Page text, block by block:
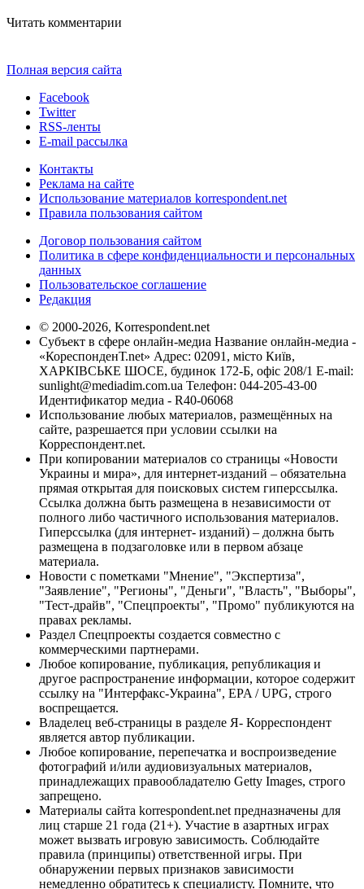
Читать комментарии
Полная версия сайта
Facebook
Twitter
RSS-ленты
E-mail рассылка
Контакты
Реклама на сайте
Использование материалов korrespondent.net
Правила пользования сайтом
Договор пользования сайтом
Политика в сфере конфиденциальности и персональных
данных
Пользовательское соглашение
Редакция
© 2000-2026, Korrespondent.net
Субъект в сфере онлайн-медиа Название онлайн-медиа -
«КореспонденТ.net» Адрес: 02091, місто Київ,
ХАРКІВСЬКЕ ШОСЕ, будинок 172-Б, офіс 208/1 E-mail:
sunlight@mediadim.com.ua Телефон: 044-205-43-00
Идентификатор медиа - R40-06068
Использование любых материалов, размещённых на
сайте, разрешается при условии ссылки на
Корреспондент.net.
При копировании материалов со страницы «Новости
Украины и мира», для интернет-изданий – обязательна
прямая открытая для поисковых систем гиперссылка.
Ссылка должна быть размещена в независимости от
полного либо частичного использования материалов.
Гиперссылка (для интернет- изданий) – должна быть
размещена в подзаголовке или в первом абзаце
материала.
Новости с пометками "Мнение", "Экспертиза",
"Заявление", "Регионы", "Деньги", "Власть", "Выборы",
"Тест-драйв", "Спецпроекты", "Промо" публикуются на
правах рекламы.
Раздел Спецпроекты создается совместно с
коммерческими партнерами.
Любое копирование, публикация, републикация и
другое распространение информации, которое содержит
ссылку на "Интерфакс-Украина", EPA / UPG, строго
воспрещается.
Владелец веб-страницы в разделе Я- Корреспондент
является автор публикации.
Любое копирование, перепечатка и воспроизведение
фотографий и/или аудиовизуальных материалов,
принадлежащих правообладателю Getty Images, строго
запрещено.
Материалы сайта korrespondent.net предназначены для
лиц старше 21 года (21+). Участие в азартных играх
может вызвать игровую зависимость. Соблюдайте
правила (принципы) ответственной игры. При
обнаружении первых признаков зависимости
немедленно обратитесь к специалисту. Помните, что